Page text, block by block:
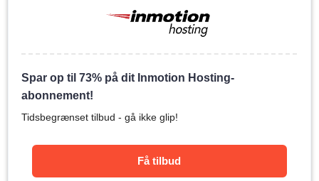
Spar op til 73% på dit Inmotion Hosting-
abonnement!
Tidsbegrænset tilbud - gå ikke glip!
Få tilbud